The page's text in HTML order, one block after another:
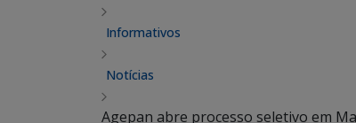
Informativos
Notícias
Agepan abre processo seletivo em